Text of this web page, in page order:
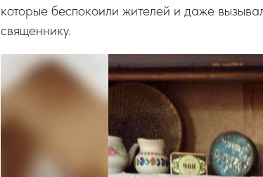
которые беспокоили жителей и даже
священнику.